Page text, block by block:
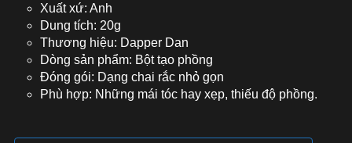
Xuất xứ: Anh
Dung tích: 20g
Thương hiệu: Dapper Dan
Dòng sản phẩm: Bột tạo phồng
Đóng gói: Dạng chai rắc nhỏ gọn
Phù hợp: Những mái tóc hay xẹp, thiếu độ phồng.